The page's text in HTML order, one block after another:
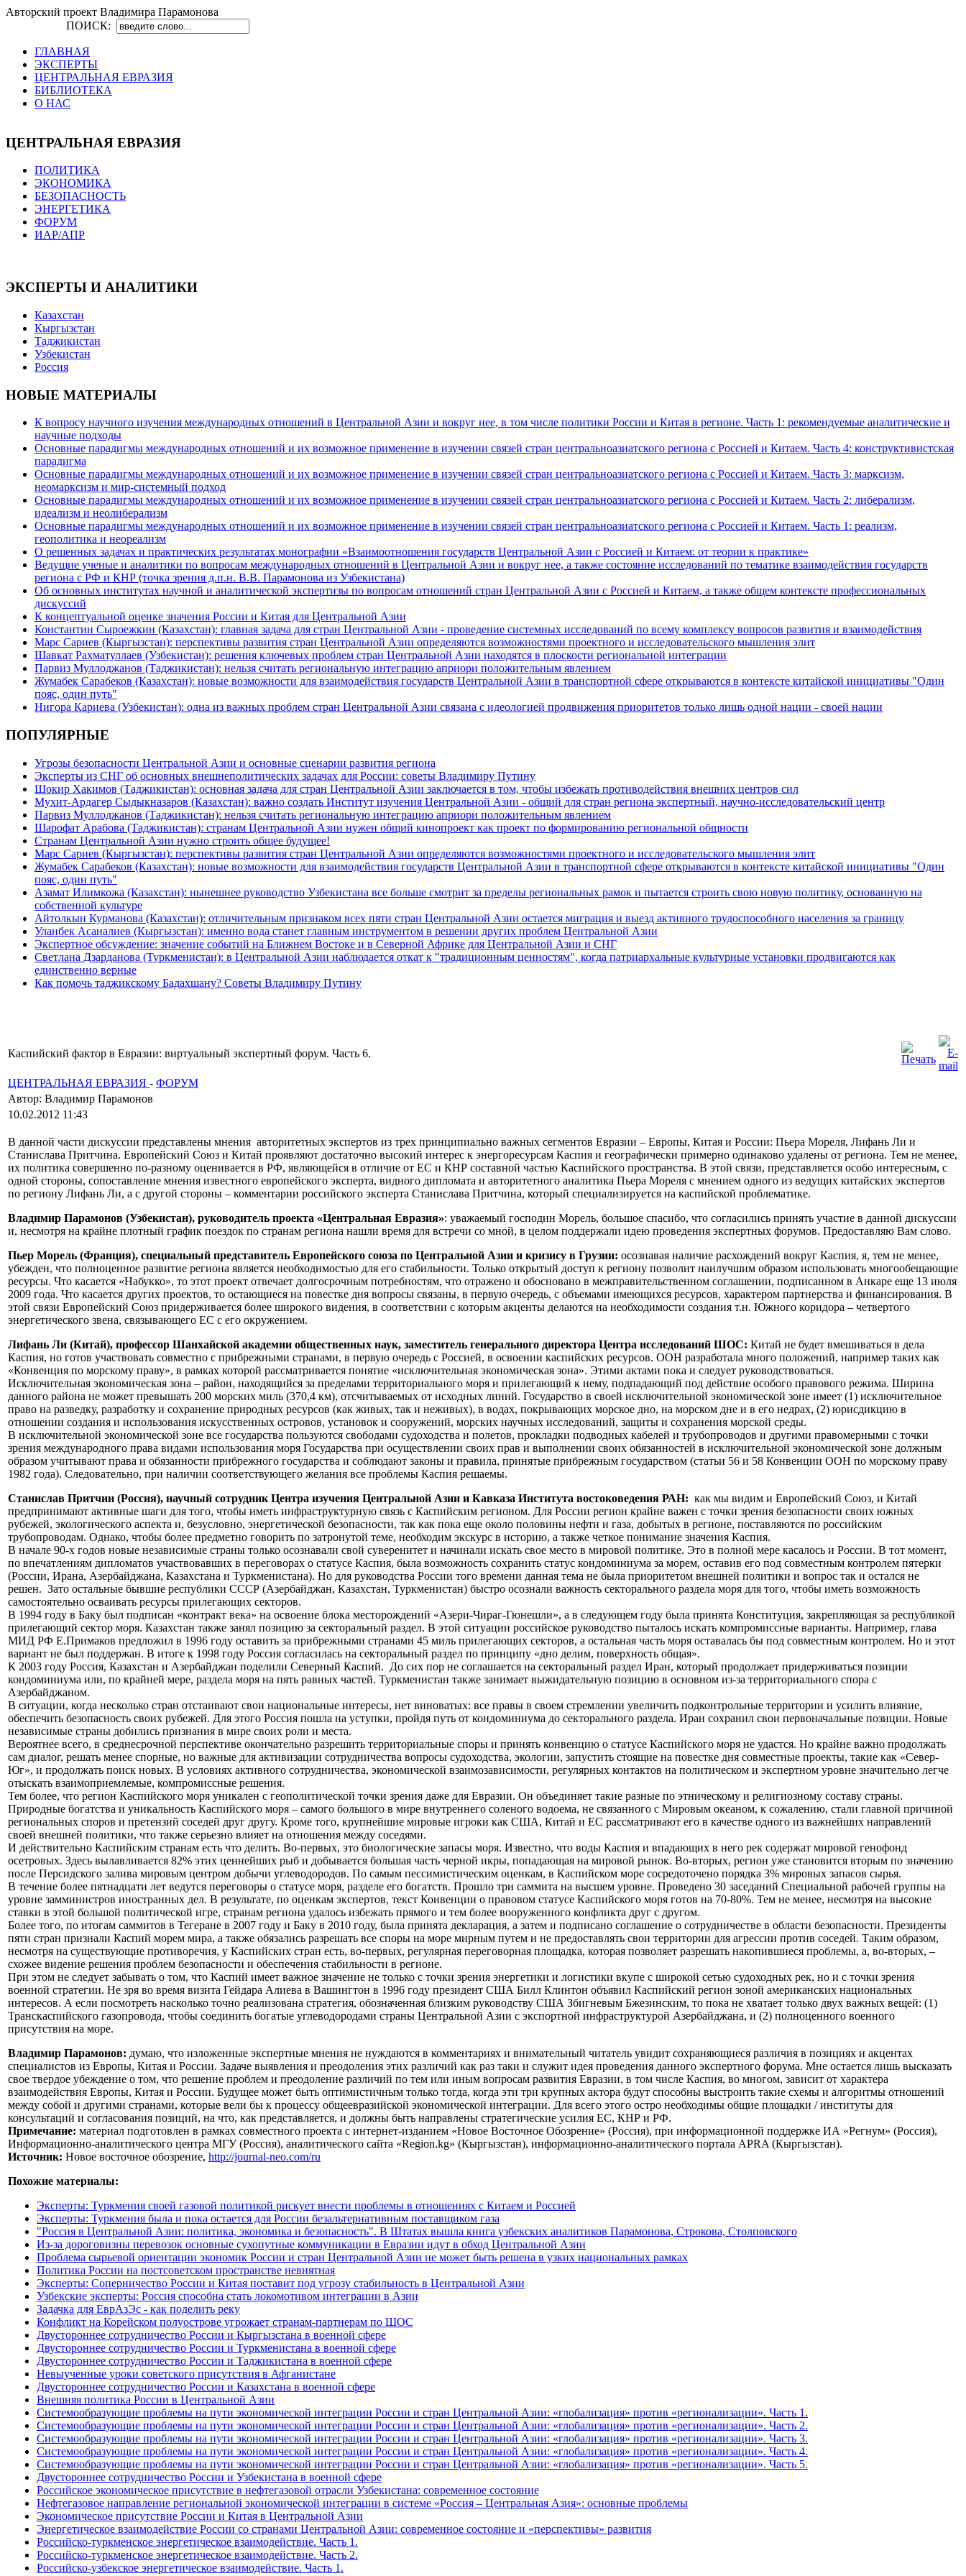
Авторский проект Владимира Парамонова
ПОИСК:
ГЛАВНАЯ
ЭКСПЕРТЫ
ЦЕНТРАЛЬНАЯ ЕВРАЗИЯ
БИБЛИОТЕКА
О НАС
ЦЕНТРАЛЬНАЯ ЕВРАЗИЯ
ПОЛИТИКА
ЭКОНОМИКА
БЕЗОПАСНОСТЬ
ЭНЕРГЕТИКА
ФОРУМ
ИАР/АПР
ЭКСПЕРТЫ И АНАЛИТИКИ
Казахстан
Кыргызстан
Таджикистан
Узбекистан
Россия
НОВЫЕ МАТЕРИАЛЫ
К вопросу научного изучения международных отношений в Центральной Азии и вокруг нее, в том числе политики России и Китая в регионе. Часть 1: рекомендуемые аналитические и
научные подходы
Основные парадигмы международных отношений и их возможное применение в изучении связей стран центральноазиатского региона с Россией и Китаем. Часть 4: конструктивистская
парадигма
Основные парадигмы международных отношений и их возможное применение в изучении связей стран центральноазиатского региона с Россией и Китаем. Часть 3: марксизм,
неомарксизм и мир-системный подход
Основные парадигмы международных отношений и их возможное применение в изучении связей стран центральноазиатского региона с Россией и Китаем. Часть 2: либерализм,
идеализм и неолиберализм
Основные парадигмы международных отношений и их возможное применение в изучении связей стран центральноазиатского региона с Россией и Китаем. Часть 1: реализм,
геополитика и неореализм
О решенных задачах и практических результатах монографии «Взаимоотношения государств Центральной Азии с Россией и Китаем: от теории к практике»
Ведущие ученые и аналитики по вопросам международных отношений в Центральной Азии и вокруг нее, а также состояние исследований по тематике взаимодействия государств
региона с РФ и КНР (точка зрения д.п.н. В.В. Парамонова из Узбекистана)
Об основных институтах научной и аналитической экспертизы по вопросам отношений стран Центральной Азии с Россией и Китаем, а также общем контексте профессиональных
дискуссий
К концептуальной оценке значения России и Китая для Центральной Азии
Константин Сыроежкин (Казахстан): главная задача для стран Центральной Азии - проведение системных исследований по всему комплексу вопросов развития и взаимодействия
Марс Сариев (Кыргызстан): перспективы развития стран Центральной Азии определяются возможностями проектного и исследовательского мышления элит
Шавкат Рахматуллаев (Узбекистан): решения ключевых проблем стран Центральной Азии находятся в плоскости региональной интеграции
Парвиз Муллоджанов (Таджикистан): нельзя считать региональную интеграцию априори положительным явлением
Жумабек Сарабеков (Казахстан): новые возможности для взаимодействия государств Центральной Азии в транспортной сфере открываются в контексте китайской инициативы "Один
пояс, один путь"
Нигора Кариева (Узбекистан): одна из важных проблем стран Центральной Азии связана с идеологией продвижения приоритетов только лишь одной нации - своей нации
ПОПУЛЯРНЫЕ
Угрозы безопасности Центральной Азии и основные сценарии развития региона
Эксперты из СНГ об основных внешнеполитических задачах для России: советы Владимиру Путину
Шокир Хакимов (Таджикистан): основная задача для стран Центральной Азии заключается в том, чтобы избежать противодействия внешних центров сил
Мухит-Ардагер Сыдыкназаров (Казахстан): важно создать Институт изучения Центральной Азии - общий для стран региона экспертный, научно-исследовательский центр
Парвиз Муллоджанов (Таджикистан): нельзя считать региональную интеграцию априори положительным явлением
Шарофат Арабова (Таджикистан): странам Центральной Азии нужен общий кинопроект как проект по формированию региональной общности
Странам Центральной Азии нужно строить общее будущее!
Марс Сариев (Кыргызстан): перспективы развития стран Центральной Азии определяются возможностями проектного и исследовательского мышления элит
Жумабек Сарабеков (Казахстан): новые возможности для взаимодействия государств Центральной Азии в транспортной сфере открываются в контексте китайской инициативы "Один
пояс, один путь"
Азамат Илимкожа (Казахстан): нынешнее руководство Узбекистана все больше смотрит за пределы региональных рамок и пытается строить свою новую политику, основанную на
собственной культуре
Айтолкын Курманова (Казахстан): отличительным признаком всех пяти стран Центральной Азии остается миграция и выезд активного трудоспособного населения за границу
Уланбек Асаналиев (Кыргызстан): именно вода станет главным инструментом в решении других проблем Центральной Азии
Экспертное обсуждение: значение событий на Ближнем Востоке и в Северной Африке для Центральной Азии и СНГ
Светлана Дзарданова (Туркменистан): в Центральной Азии наблюдается откат к "традиционным ценностям", когда патриархальные культурные установки продвигаются как
единственно верные
Как помочь таджикскому Бадахшану? Советы Владимиру Путину
Каспийский фактор в Евразии: виртуальный экспертный форум. Часть 6.
ЦЕНТРАЛЬНАЯ ЕВРАЗИЯ - ФОРУМ
Автор: Владимир Парамонов
10.02.2012 11:43
В данной части дискуссии представлены мнения авторитетных экспертов из трех принципиально важных сегментов Евразии – Европы, Китая и России: Пьера Мореля, Лифань Ли и
Станислава Притчина. Европейский Союз и Китай проявляют достаточно высокий интерес к энергоресурсам Каспия и географически примерно одинаково удалены от региона. Тем не менее,
их политика совершенно по-разному оценивается в РФ, являющейся в отличие от ЕС и КНР составной частью Каспийского пространства. В этой связи, представляется особо интересным, с
одной стороны, сопоставление мнения известного европейского эксперта, видного дипломата и авторитетного аналитика Пьера Мореля с мнением одного из ведущих китайских экспертов
по региону Лифань Ли, а с другой стороны – комментарии российского эксперта Станислава Притчина, который специализируется на каспийской проблематике.
Владимир Парамонов (Узбекистан), руководитель проекта «Центральная Евразия»: уважаемый господин Морель, большое спасибо, что согласились принять участие в данной дискуссии
и, несмотря на крайне плотный график поездок по странам региона нашли время для встречи со мной, в целом поддержали идею проведения экспертных форумов. Предоставляю Вам слово.
Пьер Морель (Франция), специальный представитель Европейского союза по Центральной Азии и кризису в Грузии: осознавая наличие расхождений вокруг Каспия, я, тем не менее,
убежден, что полноценное развитие региона является необходимостью для его стабильности. Только открытый доступ к региону позволит наилучшим образом использовать многообещающие
ресурсы. Что касается «Набукко», то этот проект отвечает долгосрочным потребностям, что отражено и обосновано в межправительственном соглашении, подписанном в Анкаре еще 13 июля
2009 года. Что касается других проектов, то остающиеся на повестке дня вопросы связаны, в первую очередь, с объемами имеющихся ресурсов, характером партнерства и финансирования. В
этой связи Европейский Союз придерживается более широкого видения, в соответствии с которым акценты делаются на необходимости создания т.н. Южного коридора – четвертого
энергетического звена, связывающего ЕС с его окружением.
Лифань Ли (Китай), профессор Шанхайской академии общественных наук, заместитель генерального директора Центра исследований ШОС: Китай не будет вмешиваться в дела
Каспия, но готов участвовать совместно с прибрежными странами, в первую очередь с Россией, в освоении каспийских ресурсов. ООН разработала много положений, например таких как
«Конвенция по морскому праву», в рамках которой рассматривается понятие «исключительная экономическая зона». Этими актами пока и следует руководствоваться.
Исключительная экономическая зона – район, находящийся за пределами территориального моря и прилегающий к нему, подпадающий под действие особого правового режима. Ширина
данного района не может превышать 200 морских миль (370,4 км), отсчитываемых от исходных линий. Государство в своей исключительной экономической зоне имеет (1) исключительное
право на разведку, разработку и сохранение природных ресурсов (как живых, так и неживых), в водах, покрывающих морское дно, на морском дне и в его недрах, (2) юрисдикцию в
отношении создания и использования искусственных островов, установок и сооружений, морских научных исследований, защиты и сохранения морской среды.
В исключительной экономической зоне все государства пользуются свободами судоходства и полетов, прокладки подводных кабелей и трубопроводов и другими правомерными с точки
зрения международного права видами использования моря Государства при осуществлении своих прав и выполнении своих обязанностей в исключительной экономической зоне должным
образом учитывают права и обязанности прибрежного государства и соблюдают законы и правила, принятые прибрежным государством (статьи 56 и 58 Конвенции ООН по морскому праву
1982 года). Следовательно, при наличии соответствующего желания все проблемы Каспия решаемы.
Станислав Притчин (Россия), научный сотрудник Центра изучения Центральной Азии и Кавказа Института востоковедения РАН: как мы видим и Европейский Союз, и Китай
предпринимают активные шаги для того, чтобы иметь инфраструктурную связь с Каспийским регионом. Для России регион крайне важен с точки зрения безопасности своих южных
рубежей, экологического аспекта и, безусловно, энергетической безопасности, так как пока еще около половины нефти и газа, добытых в регионе, поставляются по российским
трубопроводам. Однако, чтобы более предметно говорить по затронутой теме, необходим экскурс в историю, а также четкое понимание значения Каспия.
В начале 90-х годов новые независимые страны только осознавали свой суверенитет и начинали искать свое место в мировой политике. Это в полной мере касалось и России. В тот момент,
по впечатлениям дипломатов участвовавших в переговорах о статусе Каспия, была возможность сохранить статус кондоминиума за морем, оставив его под совместным контролем пятерки
(России, Ирана, Азербайджана, Казахстана и Туркменистана). Но для руководства России того времени данная тема не была приоритетом внешней политики и вопрос так и остался не
решен. Зато остальные бывшие республики СССР (Азербайджан, Казахстан, Туркменистан) быстро осознали важность секторального раздела моря для того, чтобы иметь возможность
самостоятельно осваивать ресурсы прилегающих секторов.
В 1994 году в Баку был подписан «контракт века» на освоение блока месторождений «Азери-Чираг-Гюнешли», а в следующем году была принята Конституция, закрепляющая за республикой
прилегающий сектор моря. Казахстан также занял позицию за секторальный раздел. В этой ситуации российское руководство пыталось искать компромиссные варианты. Например, глава
МИД РФ Е.Примаков предложил в 1996 году оставить за прибрежными странами 45 миль прилегающих секторов, а остальная часть моря оставалась бы под совместным контролем. Но и этот
вариант не был поддержан. В итоге к 1998 году Россия согласилась на секторальный раздел по принципу «дно делим, поверхность общая».
К 2003 году Россия, Казахстан и Азербайджан поделили Северный Каспий. До сих пор не соглашается на секторальный раздел Иран, который продолжает придерживаться позиции
кондоминиума или, по крайней мере, раздела моря на пять равных частей. Туркменистан также занимает выжидательную позицию в основном из-за территориального спора с
Азербайджаном.
В ситуации, когда несколько стран отстаивают свои национальные интересы, нет виноватых: все правы в своем стремлении увеличить подконтрольные территории и усилить влияние,
обеспечить безопасность своих рубежей. Для этого Россия пошла на уступки, пройдя путь от кондоминиума до секторального раздела. Иран сохранил свои первоначальные позиции. Новые
независимые страны добились признания в мире своих роли и места.
Вероятнее всего, в среднесрочной перспективе окончательно разрешить территориальные споры и принять конвенцию о статусе Каспийского моря не удастся. Но крайне важно продолжать
сам диалог, решать менее спорные, но важные для активизации сотрудничества вопросы судоходства, экологии, запустить стоящие на повестке дня совместные проекты, такие как «Север-
Юг», и продолжать поиск новых. В условиях активного сотрудничества, экономической взаимозависимости, регулярных контактов на политическом и экспертном уровне значительно легче
отыскать взаимоприемлемые, компромиссные решения.
Тем более, что регион Каспийского моря уникален с геополитической точки зрения даже для Евразии. Он объединяет такие разные по этническому и религиозному составу страны.
Природные богатства и уникальность Каспийского моря – самого большого в мире внутреннего соленого водоема, не связанного с Мировым океаном, к сожалению, стали главной причиной
региональных споров и претензий соседей друг другу. Кроме того, крупнейшие мировые игроки как США, Китай и ЕС рассматривают его в качестве одного из важнейших направлений
своей внешней политики, что также серьезно влияет на отношения между соседями.
И действительно Каспийским странам есть что делить. Во-первых, это биологические запасы моря. Известно, что воды Каспия и впадающих в него рек содержат мировой генофонд
осетровых. Здесь вылавливается 82% этих ценнейших рыб и добывается большая часть черной икры, попадающая на мировой рынок. Во-вторых, регион уже становится вторым по значению
после Персидского залива мировым центром добычи углеводородов. По самым пессимистическим оценкам, в Каспийском море сосредоточено порядка 3% мировых запасов сырья.
В течение более пятнадцати лет ведутся переговоры о статусе моря, разделе его богатств. Прошло три саммита на высшем уровне. Проведено 30 заседаний Специальной рабочей группы на
уровне замминистров иностранных дел. В результате, по оценкам экспертов, текст Конвенции о правовом статусе Каспийского моря готов на 70-80%. Тем не менее, несмотря на высокие
ставки в этой большой политической игре, странам региона удалось избежать прямого и тем более вооруженного конфликта друг с другом.
Более того, по итогам саммитов в Тегеране в 2007 году и Баку в 2010 году, была принята декларация, а затем и подписано соглашение о сотрудничестве в области безопасности. Президенты
пяти стран признали Каспий морем мира, а также обязались разрешать все споры на море мирным путем и не предоставлять свои территории для агрессии против соседей. Таким образом,
несмотря на существующие противоречия, у Каспийских стран есть, во-первых, регулярная переговорная площадка, которая позволяет разрешать накопившиеся проблемы, а, во-вторых, –
схожее видение решения проблем безопасности и обеспечения стабильности в регионе.
При этом не следует забывать о том, что Каспий имеет важное значение не только с точки зрения энергетики и логистики вкупе с широкой сетью судоходных рек, но и с точки зрения
военной стратегии. Не зря во время визита Гейдара Алиева в Вашингтон в 1996 году президент США Билл Клинтон объявил Каспийский регион зоной американских национальных
интересов. А если посмотреть насколько точно реализована стратегия, обозначенная близким руководству США Збигневым Бжезинским, то пока не хватает только двух важных вещей: (1)
Транскаспийского газопровода, чтобы соединить богатые углеводородами страны Центральной Азии с экспортной инфраструктурой Азербайджана, и (2) полноценного военного
присутствия на море.
Владимир Парамонов: думаю, что изложенные экспертные мнения не нуждаются в комментариях и внимательный читатель увидит сохраняющиеся различия в позициях и акцентах
специалистов из Европы, Китая и России. Задаче выявления и преодоления этих различий как раз таки и служит идея проведения данного экспертного форума. Мне остается лишь высказать
свое твердое убеждение о том, что решение проблем и преодоление различий по тем или иным вопросам развития Евразии, в том числе Каспия, во многом, зависит от характера
взаимодействия Европы, Китая и России. Будущее может быть оптимистичным только тогда, когда эти три крупных актора будут способны выстроить такие схемы и алгоритмы отношений
между собой и другими странами, которые вели бы к процессу общеевразийской экономической интеграции. Для всего этого остро необходимы общие площадки / институты для
консультаций и согласования позиций, на что, как представляется, и должны быть направлены стратегические усилия ЕС, КНР и РФ.
Примечание: материал подготовлен в рамках совместного проекта с интернет-изданием «Новое Восточное Обозрение» (Россия), при информационной поддержке ИА «Регнум» (Россия),
Информационно-аналитического центра МГУ (Россия), аналитического сайта «Region.kg» (Кыргызстан), информационно-аналитического портала APRA (Кыргызстан).
Источник: Новое восточное обозрение, http://journal-neo.com/ru
Похожие материалы:
Эксперты: Туркмения своей газовой политикой рискует внести проблемы в отношениях с Китаем и Россией
Эксперты: Туркмения была и пока остается для России безальтернативным поставщиком газа
"Россия в Центральной Азии: политика, экономика и безопасность". В Штатах вышла книга узбекских аналитиков Парамонова, Строкова, Столповского
Из-за дороговизны перевозок основные сухопутные коммуникации в Евразии идут в обход Центральной Азии
Проблема сырьевой ориентации экономик России и стран Центральной Азии не может быть решена в узких национальных рамках
Политика России на постсоветском пространстве невнятная
Эксперты: Соперничество России и Китая поставит под угрозу стабильность в Центральной Азии
Узбекские эксперты: Россия способна стать локомотивом интеграции в Азии
Задачка для ЕврАзЭс - как поделить реку
Конфликт на Корейском полуострове угрожает странам-партнерам по ШОС
Двустороннее сотрудничество России и Кыргызстана в военной сфере
Двустороннее сотрудничество России и Туркменистана в военной сфере
Двустороннее сотрудничество России и Таджикистана в военной сфере
Невыученные уроки советского присутствия в Афганистане
Двустороннее сотрудничество России и Казахстана в военной сфере
Внешняя политика России в Центральной Азии
Системообразующие проблемы на пути экономической интеграции России и стран Центральной Азии: «глобализация» против «регионализации». Часть 1.
Системообразующие проблемы на пути экономической интеграции России и стран Центральной Азии: «глобализация» против «регионализации». Часть 2.
Системообразующие проблемы на пути экономической интеграции России и стран Центральной Азии: «глобализация» против «регионализации». Часть 3.
Системообразующие проблемы на пути экономической интеграции России и стран Центральной Азии: «глобализация» против «регионализации». Часть 4.
Системообразующие проблемы на пути экономической интеграции России и стран Центральной Азии: «глобализация» против «регионализации». Часть 5.
Двустороннее сотрудничество России и Узбекистана в военной сфере
Российское экономическое присутствие в нефтегазовой отрасли Узбекистана: современное состояние
Нефтегазовое направление региональной экономической интеграции в системе «Россия – Центральная Азия»: основные проблемы
Экономическое присутствие России и Китая в Центральной Азии
Энергетическое взаимодействие России со странами Центральной Азии: современное состояние и «перспективы» развития
Российско-туркменское энергетическое взаимодействие. Часть 1.
Российско-туркменское энергетическое взаимодействие. Часть 2.
Российско-узбекское энергетическое взаимодействие. Часть 1.